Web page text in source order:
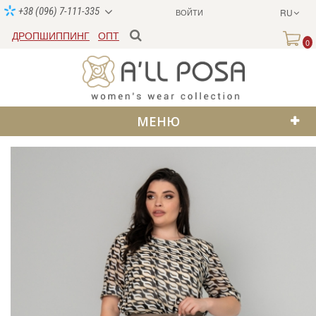
ВОЙТИ RU
+38 (096) 7-111-335
ДРОПШИППИНГ ОПТ
0
МЕНЮ